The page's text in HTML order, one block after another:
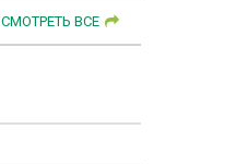
СМОТРЕТЬ ВСЕ